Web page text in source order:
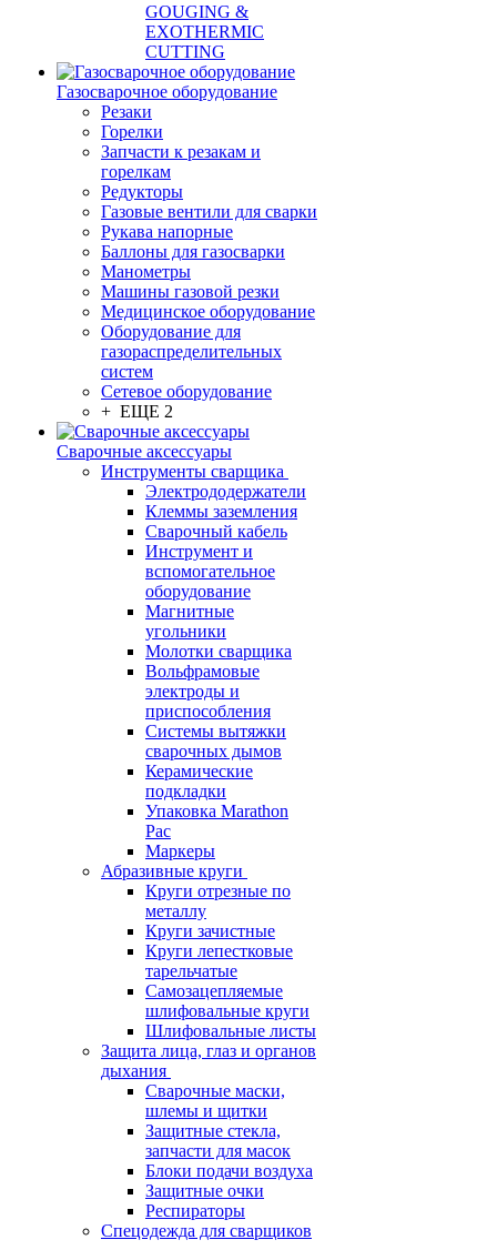
GOUGING &
EXOTHERMIC
CUTTING
Газосварочное оборудование
Резаки
Горелки
Запчасти к резакам и
горелкам
Редукторы
Газовые вентили для сварки
Рукава напорные
Баллоны для газосварки
Манометры
Машины газовой резки
Медицинское оборудование
Оборудование для
газораспределительных
систем
Сетевое оборудование
+ ЕЩЕ 2
Сварочные аксессуары
Инструменты сварщика
Электрододержатели
Клеммы заземления
Сварочный кабель
Инструмент и
вспомогательное
оборудование
Магнитные
угольники
Молотки сварщика
Вольфрамовые
электроды и
приспособления
Системы вытяжки
сварочных дымов
Керамические
подкладки
Упаковка Marathon
Pac
Маркеры
Абразивные круги
Круги отрезные по
металлу
Круги зачистные
Круги лепестковые
тарельчатые
Самозацепляемые
шлифовальные круги
Шлифовальные листы
Защита лица, глаз и органов
дыхания
Сварочные маски,
шлемы и щитки
Защитные стекла,
запчасти для масок
Блоки подачи воздуха
Защитные очки
Респираторы
Спецодежда для сварщиков